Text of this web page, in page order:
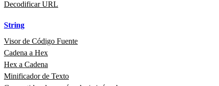
Decodificar URL
String
Visor de Código Fuente
Cadena a Hex
Hex a Cadena
Minificador de Texto